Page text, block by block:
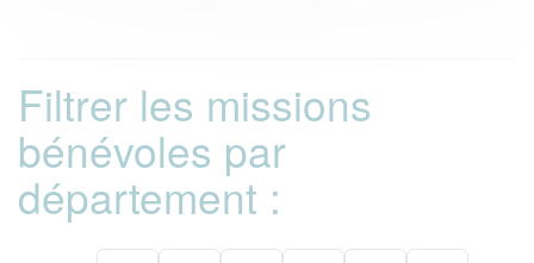
Filtrer les missions
bénévoles par
département :